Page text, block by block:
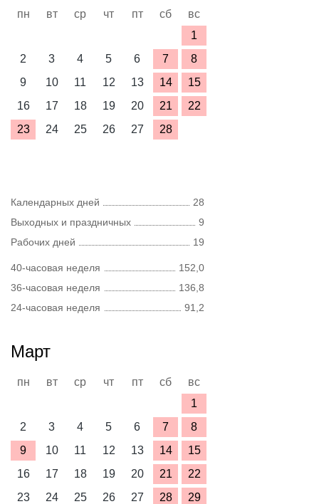
пн вт ср чт пт сб
вс
1
2
3 4 5 6 7
8
9
10 11 12 13 14
15
16
17 18 19 20 21
22
23
24 25 26 27 28
Календарных дней
28
Выходных и праздничных
9
Рабочих дней
19
40-часовая неделя
152,0
36-часовая неделя
136,8
24-часовая неделя
91,2
Март
пн вт ср чт пт сб
вс
1
2
3 4 5 6 7
8
9
10 11 12 13 14
15
16
17 18 19 20 21
22
23
24 25 26 27 28
29